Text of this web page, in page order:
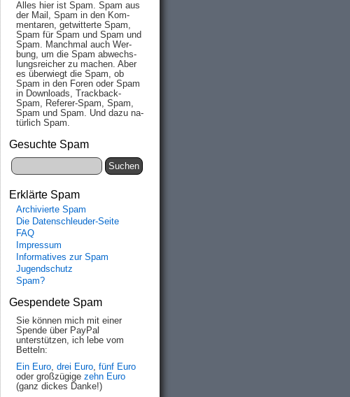
Alles hier ist Spam. Spam aus
der Mail, Spam in den Kom­
men­taren, ge­twit­ter­te Spam,
Spam für Spam und Spam und
Spam. Manch­mal auch Wer­
bung, um die Spam ab­wechs­
lungs­reich­er zu mach­en. Aber
es über­wiegt die Spam, ob
Spam in den Fo­ren oder Spam
in Down­loads, Track­back-
Spam, Re­fe­rer-Spam, Spam,
Spam und Spam. Und da­zu na­
tür­lich Spam.
Gesuchte Spam
Erklärte Spam
Archivierte Spam
Die Datenschleuder-Seite
FAQ
Impressum
Informatives zur Spam
Jugendschutz
Spam?
Gespendete Spam
Sie können mich mit einer
Spende über PayPal
unterstützen, ich lebe vom
Betteln:
Ein Euro, drei Euro, fünf Euro
oder großzügige zehn Euro
(ganz dickes Danke!)